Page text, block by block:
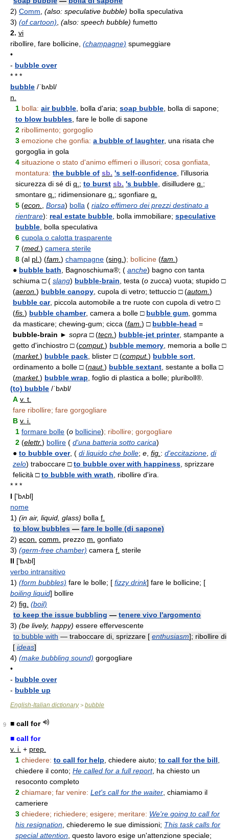
2) Comm (also: speculative bubble) bolla speculativa
3) (of cartoon) (also: speech bubble) fumetto
2. vi
ribollire, fare bollicine, (champagne) spumeggiare
•
- bubble over
* * *
bubble /ˈbʌbl/
n.
1 bolla: air bubble , bolla d'aria; soap bubble , bolla di sapone;
to blow bubbles , fare le bolle di sapone
2 ribollimento; gorgoglio
3 emozione che gonfia: a bubble of laughter, una risata che
gorgoglia in gola
4 situazione o stato d'animo effimeri o illusori; cosa gonfiata,
montatura: the bubble of sb. 's self-confidence , l'illusoria
sicurezza di sé di q. ; to burst sb. 's bubble , disilludere q. ;
smontare q. ; ridimensionare q. ; sgonfiare q.
5 (econ. Borsa) bolla ( rialzo effimero dei prezzi destinato a
rientrare): real estate bubble , bolla immobiliare; speculative
bubble , bolla speculativa
6 cupola o calotta trasparente
7 (med. ) camera sterile
8 (al pl. ) (fam. ) champagne (sing. ); bollicine (fam. )
● bubble bath , Bagnoschiuma®; ( anche) bagno con tanta
schiuma □ ( slang) bubble-brain , testa (o zucca) vuota; stupido □
(aeron. ) bubble canopy , cupola di vetro; tettuccio □ (autom. )
bubble car, piccola automobile a tre ruote con cupola di vetro □
(fis. ) bubble chamber, camera a bolle □ bubble gum , gomma
da masticare; chewing-gum; cicca (fam. ) □ bubble-head =
bubble-brain ► sopra □(tecn. ) bubble-jet printer, stampante a
getto d'inchiostro □ (comput.) bubble memory , memoria a bolle □
(market.) bubble pack , blister □ (comput.) bubble sort
ordinamento a bolle □ (naut.) bubble sextant , sestante a bolla □
(market.) bubble wrap , foglio di plastica a bolle; pluriboll®.
(to) bubble /ˈbʌbl/
A v. t.
fare ribollire; fare gorgogliare
B v. i.
1 formare bolle (o bollicine); ribollire; gorgogliare
2 (elettr.) bollire ( d'una batteria sotto carica)
● to bubble over, ( di liquido che bolle; e fig. : d'eccitazione di
zelo) traboccare □to bubble over with happiness , sprizzare
felicità □to bubble with wrath , ribollire d'ira.
* * *
I ['bʌbl]
nome
1) (in air, liquid, glass) bolla f.
to blow bubbles — fare le bolle (di sapone)
2) econ. comm. prezzo m. gonfiato
3) (germ-free chamber) camera f. sterile
II ['bʌbl]
verbo intransitivo
1) (form bubbles) fare le bolle; [ fizzy drink] fare le bollicine; [
boiling liquid] bollire
2) fig. (boil)
to keep the issue bubbling — tenere vivo l'argomento
3) (be lively, happy) essere effervescente
to bubble with — traboccare di, sprizzare [ enthusiasm]; ribollire di
[ ideas]
4) (make bubbling sound) gorgogliare
•
- bubble over
- bubble up
English-Italian dictionary> bubble
9
■ call for
■ call for
v. i. + prep.
1 chiedere: to call for help , chiedere aiuto; to call for the bill
chiedere il conto; He called for a full report, ha chiesto un
resoconto completo
2 chiamare; far venire: Let's call for the waiter , chiamiamo il
cameriere
3 chiedere; richiedere; esigere; meritare: We're going to call for
his resignation , chiederemo le sue dimissioni; This task calls for
special attention , questo lavoro esige un'attenzione speciale;